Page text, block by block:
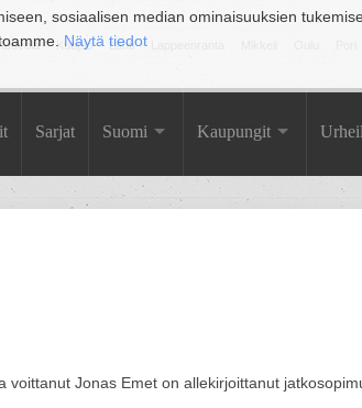
sosiaalisen median ominaisuuksien
Näytä tiedot
Kuopio Lahti
Sarjat Suomi Kaupungit
Jonas Emet on allekirjoittanut